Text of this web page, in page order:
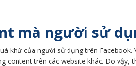
mà người sử
khứ của người sử dụng trên
content trên các website khác. Do